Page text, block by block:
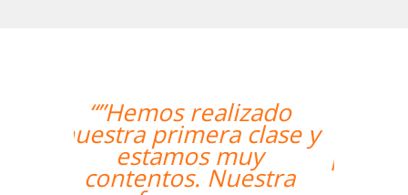
“”Me han encontrado
un profesor nativo y
pude disfrutar de mis
clases de Swahili.””